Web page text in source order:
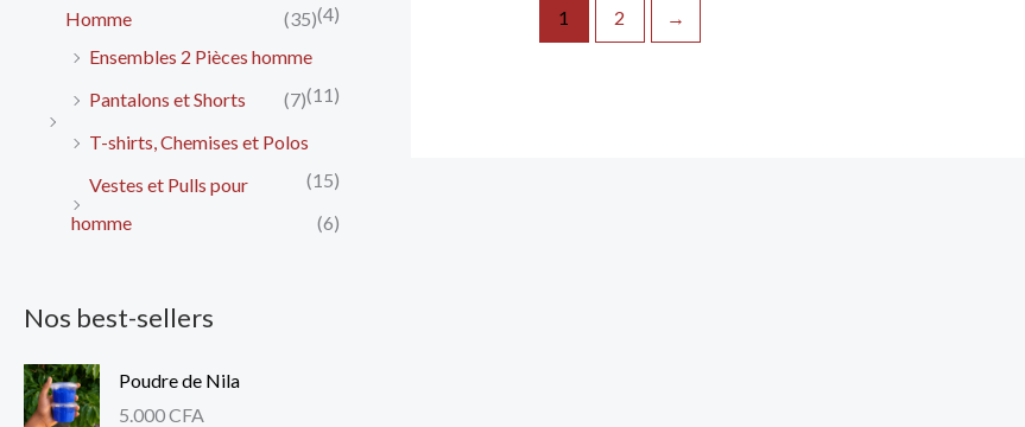
(4)
Homme
(35)
Ensembles 2 Pièces homme
(11)
Pantalons et Shorts
(7)
T-shirts, Chemises et Polos
(15)
Vestes et Pulls pour
homme
(6)
Nos best-sellers
Poudre de Nila
5.000CFA
1 2 →